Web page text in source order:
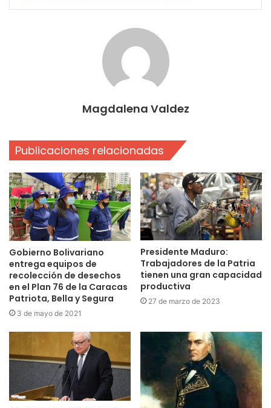
Magdalena Valdez
Publicaciones relacionadas
Gobierno Bolivariano
entrega equipos de
recolección de desechos
en el Plan 76 de la Caracas
Patriota, Bella y Segura
3 de mayo de 2021
Presidente Maduro:
Trabajadores de la Patria
tienen una gran capacidad
productiva
27 de marzo de 2023